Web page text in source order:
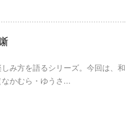
み方を語るシリーズ。今回は、和
かむら・ゆうさ...